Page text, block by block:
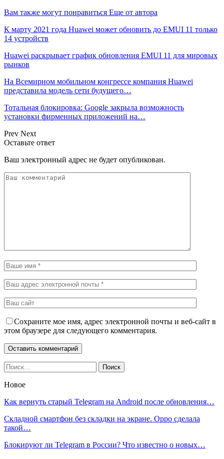
Вам также могут понравиться Еще от автора
К марту 2021 года Huawei может обновить до EMUI 11 только
14 устройств
Huawei раскрывает график обновления EMUI 11 для мировых
рынков
На Всемирном мобильном конгрессе компания Huawei
представила модель сети будущего…
Тотальная блокировка: Google закрыла возможность
установки фирменных приложений на…
Prev Next
Оставьте ответ
Ваш электронный адрес не будет опубликован.
Сохраните мое имя, адрес электронной почты и веб-сайт в
этом браузере для следующего комментария.
Новое
Как вернуть старый Telegram на Android после обновления…
Складной смартфон без складки на экране. Oppo сделала
такой…
Блокируют ли Telegram в России? Что известно о новых…